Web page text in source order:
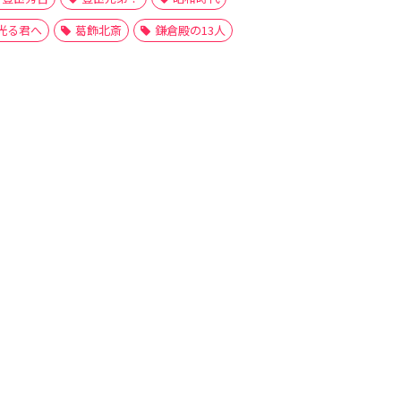
る君へ
葛飾北斎 鎌倉殿の13人